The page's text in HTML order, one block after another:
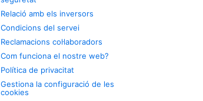
Relació amb els inversors
Condicions del servei
Reclamacions col·laboradors
Com funciona el nostre web?
Política de privacitat
Gestiona la configuració de les
cookies